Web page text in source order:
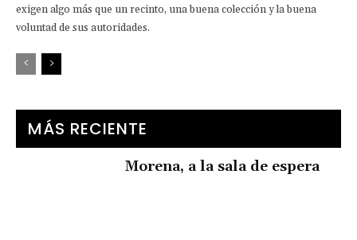
exigen algo más que un recinto, una buena colección y la buena
voluntad de sus autoridades.
MÁS RECIENTE
Morena, a la sala de espera